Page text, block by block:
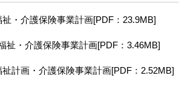
・介護保険事業計画[PDF：23.9MB]
祉・介護保険事業計画[PDF：3.46MB]
計画・介護保険事業計画[PDF：2.52MB]